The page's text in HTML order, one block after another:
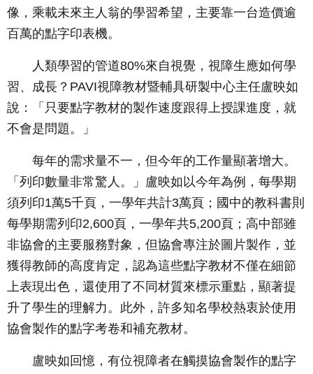
像，乘載未來主人翁的學習希望，主要靠一台造價逾
百萬的點字印表機。
人類學習的管道80%來自視覺，視障生應如何學
習、成長？PAVI視障教材暨輔具研製中心主任盧映如
說：「只要點字教材的製作速度跟得上授課進度，就
不會是問題。」
每年的需求量不一，但今年的工作量顯著增大。
「列印數量非常驚人。」盧映如以今年為例，每學期
須列印1萬5千頁，一學年共計3萬頁；國中的教科書則
每學期需列印2,600頁，一學年共5,200頁；高中部雖
非協會的主要服務對象，但協會專注於圖片製作，並
獲得教師的高度肯定，認為這些點字教材不僅在細節
上表現出色，還使用了不同材質來標示重點，顯著提
升了學生的理解力。此外，許多知名學校熱衷於使用
協會製作的點字考卷和補充教材。
盧映如回憶，有位視障者在觸摸協會製作的點字